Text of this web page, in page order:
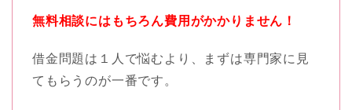
無料相談にはもちろん費用がかかりません！
借金問題は１人で悩むより、まずは専門家に見
てもらうのが一番です。